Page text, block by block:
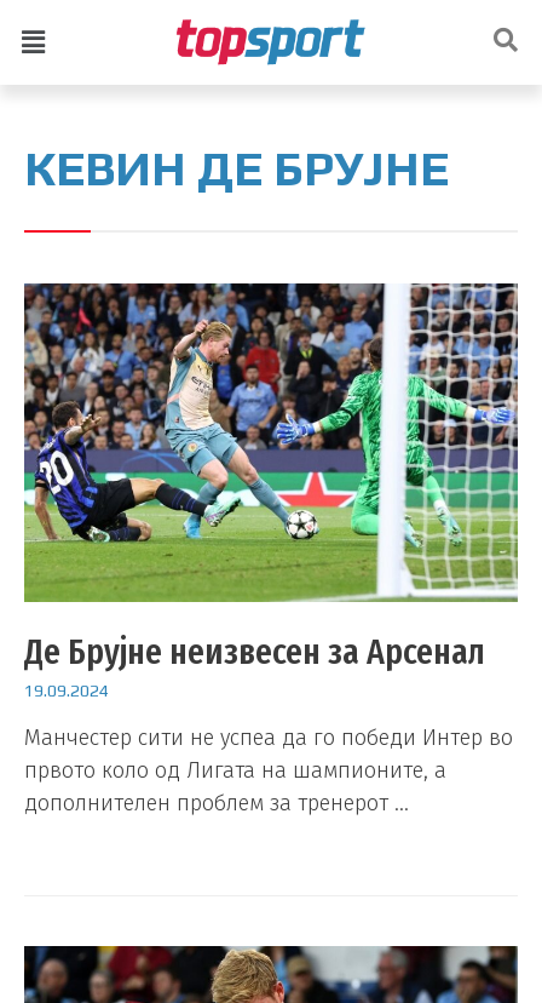
КЕВИН ДЕ БРУЈНЕ
Де Брујне неизвесен за Арсенал
19.09.2024
Манчестер сити не успеа да го победи Интер во
првото коло од Лигата на шампионите, а
дополнителен проблем за тренерот …